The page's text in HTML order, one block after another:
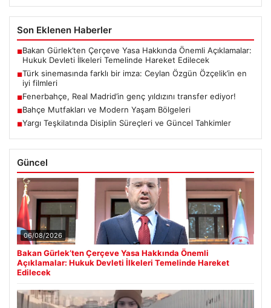
Son Eklenen Haberler
■Bakan Gürlek’ten Çerçeve Yasa Hakkında Önemli Açıklamalar:
Hukuk Devleti İlkeleri Temelinde Hareket Edilecek
■Türk sinemasında farklı bir imza: Ceylan Özgün Özçelik’in en
iyi filmleri
■Fenerbahçe, Real Madrid’in genç yıldızını transfer ediyor!
■Bahçe Mutfakları ve Modern Yaşam Bölgeleri
■Yargı Teşkilatında Disiplin Süreçleri ve Güncel Tahkimler
Güncel
06/08/2026
Bakan Gürlek’ten Çerçeve Yasa Hakkında Önemli
Açıklamalar: Hukuk Devleti İlkeleri Temelinde Hareket
Edilecek